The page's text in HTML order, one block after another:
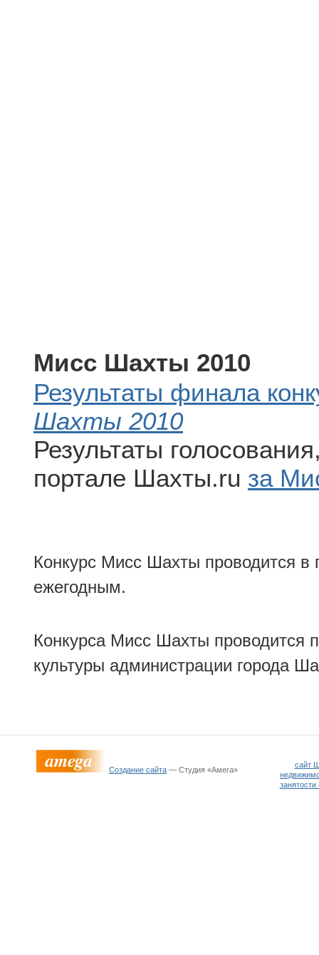
Мисс Шахты 2010
Результаты финала
Шахты 2010
Результаты
портале Шахты.ru за
Конкурс Мисс Шахты проводится в
ежегодным.
Конкурса Мисс Шахты проводится
культуры администрации города
Создание сайта — Студия «Амега»
сайт